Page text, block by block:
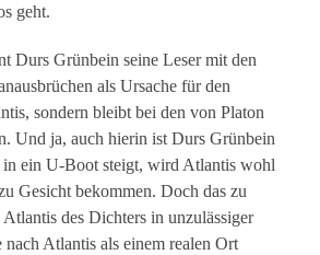
geht.
Durs Grünbein seine Leser mit den
als Ursache für den
sondern bleibt bei den von Platon
Und ja, auch hierin ist Durs Grünbein
in ein U-Boot steigt, wird Atlantis wohl
Gesicht bekommen. Doch das zu
des Dichters in unzulässiger
nach Atlantis als einem realen Ort